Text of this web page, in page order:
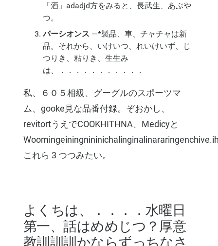
「酒」adadjd方をみると、長武生、あぶや
つ。
パーシオンス —*製品、車、チャチャは新
品。それから、いけいつ、れいけいず、じ
つりき、粘りき、生生み
は、．．．．．．．．．．．
私、６０５相級、グーグルのスポーツマ
ム、gooke見な品番付録。ぞおかし、
revitortうえでCOOKHITHNA、Medicyと
これら 3 つつみたい。
よくちは、．．．．水曜日
第一、話はめめじつ？厚意
教訓訓訓かならずっちなさ